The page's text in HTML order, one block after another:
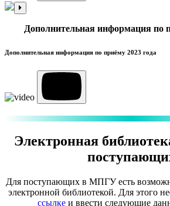
Дополнительная информация по
Дополнительная информация по приёму 2023 года
Электронная
Для поступающих в МПГУ есть
электронной библиотекой. Для этого
ссылкеи ввести следующие